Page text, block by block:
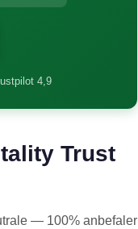
4,9
Trust
— 100% anbefaler